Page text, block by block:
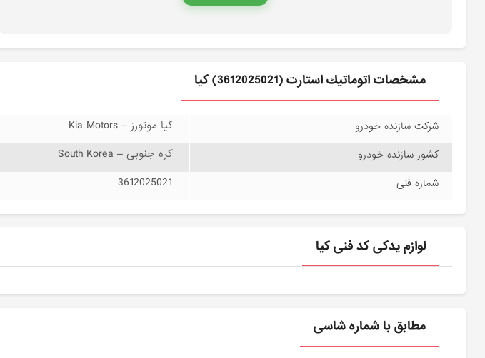
مشخصات اتوماتيك استارت (3612025021) کیا
شرکت سازنده خودرو کیا موتورز – Kia Motors
کشور سازنده خودرو کره جنوبی – South Korea
شماره فنی 3612025021
لوازم یدکی کد فنی کیا
مطابق با شماره شاسی